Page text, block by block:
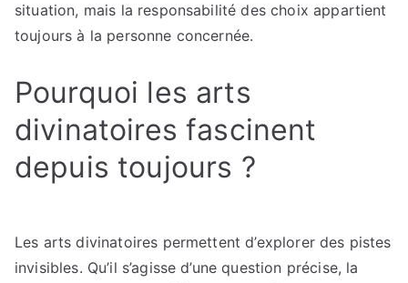
situation, mais la responsabilité des choix appartient
toujours à la personne concernée.
Pourquoi les arts
divinatoires fascinent
depuis toujours ?
Les arts divinatoires permettent d’explorer des pistes
invisibles. Qu’il s’agisse d’une question précise, la